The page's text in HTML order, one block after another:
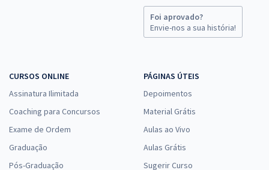
Foi aprovado?
Envie-nos a sua história!
CURSOS ONLINE
Assinatura Ilimitada
Coaching para Concursos
Exame de Ordem
Graduação
Pós-Graduação
PÁGINAS ÚTEIS
Depoimentos
Material Grátis
Aulas ao Vivo
Aulas Grátis
Sugerir Curso